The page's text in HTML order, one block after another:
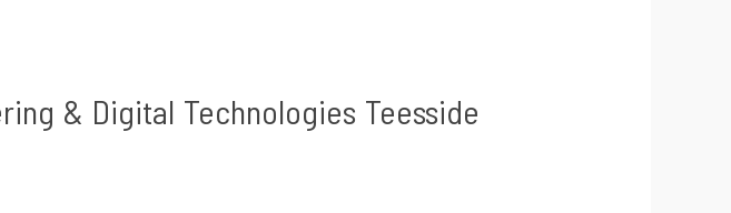
& Digital Technologies Teesside